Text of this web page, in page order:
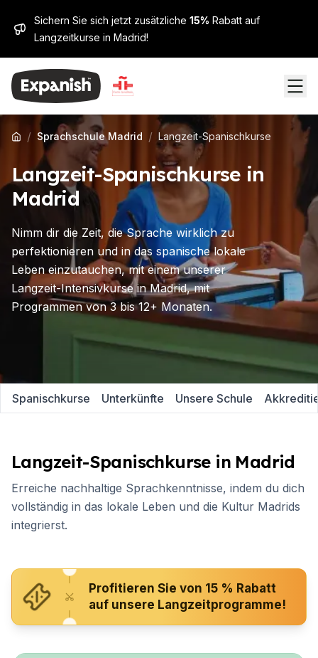
Sichern Sie sich jetzt zusätzliche 15% Rabatt auf
Langzeitkurse in Madrid!
/ Sprachschule Madrid / Langzeit-Spanischkurse
Langzeit-Spanischkurse in
Madrid
Nimm dir die Zeit, die Sprache wirklich zu
perfektionieren und in das spanische lokale
Leben einzutauchen, mit einem unserer
Langzeit-Intensivkurse in Madrid, mit
Programmen von 3 bis 12+ Monaten.
Spanischkurse Unterkünfte Unsere Schule
Langzeit-Spanischkurse in Madrid
Erreiche nachhaltige Sprachkenntnisse, indem du dich
vollständig in das lokale Leben und die Kultur Madrids
integrierst.
Profitieren Sie von 15 % Rabatt
auf unsere Langzeitprogramme!